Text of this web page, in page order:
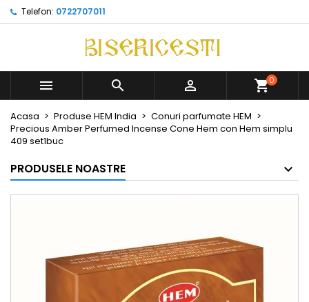
Telefon: 0722707011
   0
Acasa Produse HEM India
Conuri parfumate HEM
Precious Amber Perfumed Incense Cone Hem con Hem simplu
409 set1buc
PRODUSELE NOASTRE